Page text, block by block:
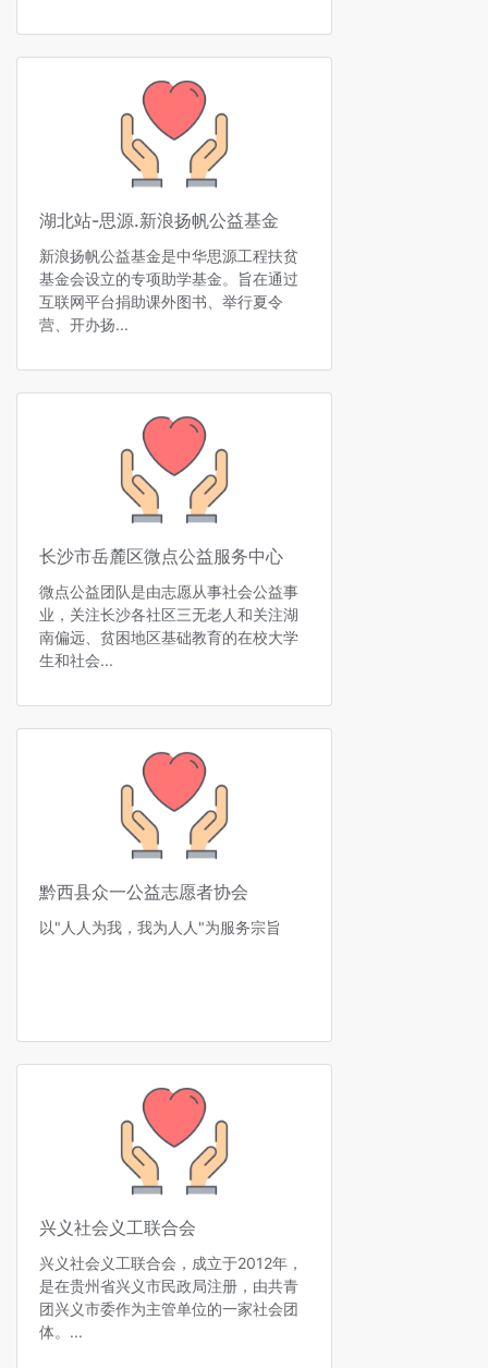
湖北站-思源.新浪扬帆公益基金
新浪扬帆公益基金是中华思源工程扶贫
基金会设立的专项助学基金。旨在通过
互联网平台捐助课外图书、举行夏令
营、开办扬...
长沙市岳麓区微点公益服务中心
微点公益团队是由志愿从事社会公益事
业，关注长沙各社区三无老人和关注湖
南偏远、贫困地区基础教育的在校大学
生和社会...
黔西县众一公益志愿者协会
以"人人为我，我为人人"为服务宗旨
兴义社会义工联合会
兴义社会义工联合会，成立于2012年，
是在贵州省兴义市民政局注册，由共青
团兴义市委作为主管单位的一家社会团
体。...